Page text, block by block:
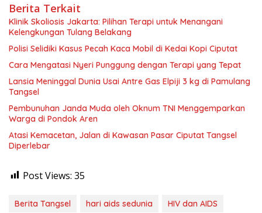
Berita Terkait
Klinik Skoliosis Jakarta: Pilihan Terapi untuk Menangani
Kelengkungan Tulang Belakang
Polisi Selidiki Kasus Pecah Kaca Mobil di Kedai Kopi Ciputat
Cara Mengatasi Nyeri Punggung dengan Terapi yang Tepat
Lansia Meninggal Dunia Usai Antre Gas Elpiji 3 kg di Pamulang
Tangsel
Pembunuhan Janda Muda oleh Oknum TNI Menggemparkan
Warga di Pondok Aren
Atasi Kemacetan, Jalan di Kawasan Pasar Ciputat Tangsel
Diperlebar
Post Views: 35
Berita Tangsel hari aids sedunia
HIV dan AIDS